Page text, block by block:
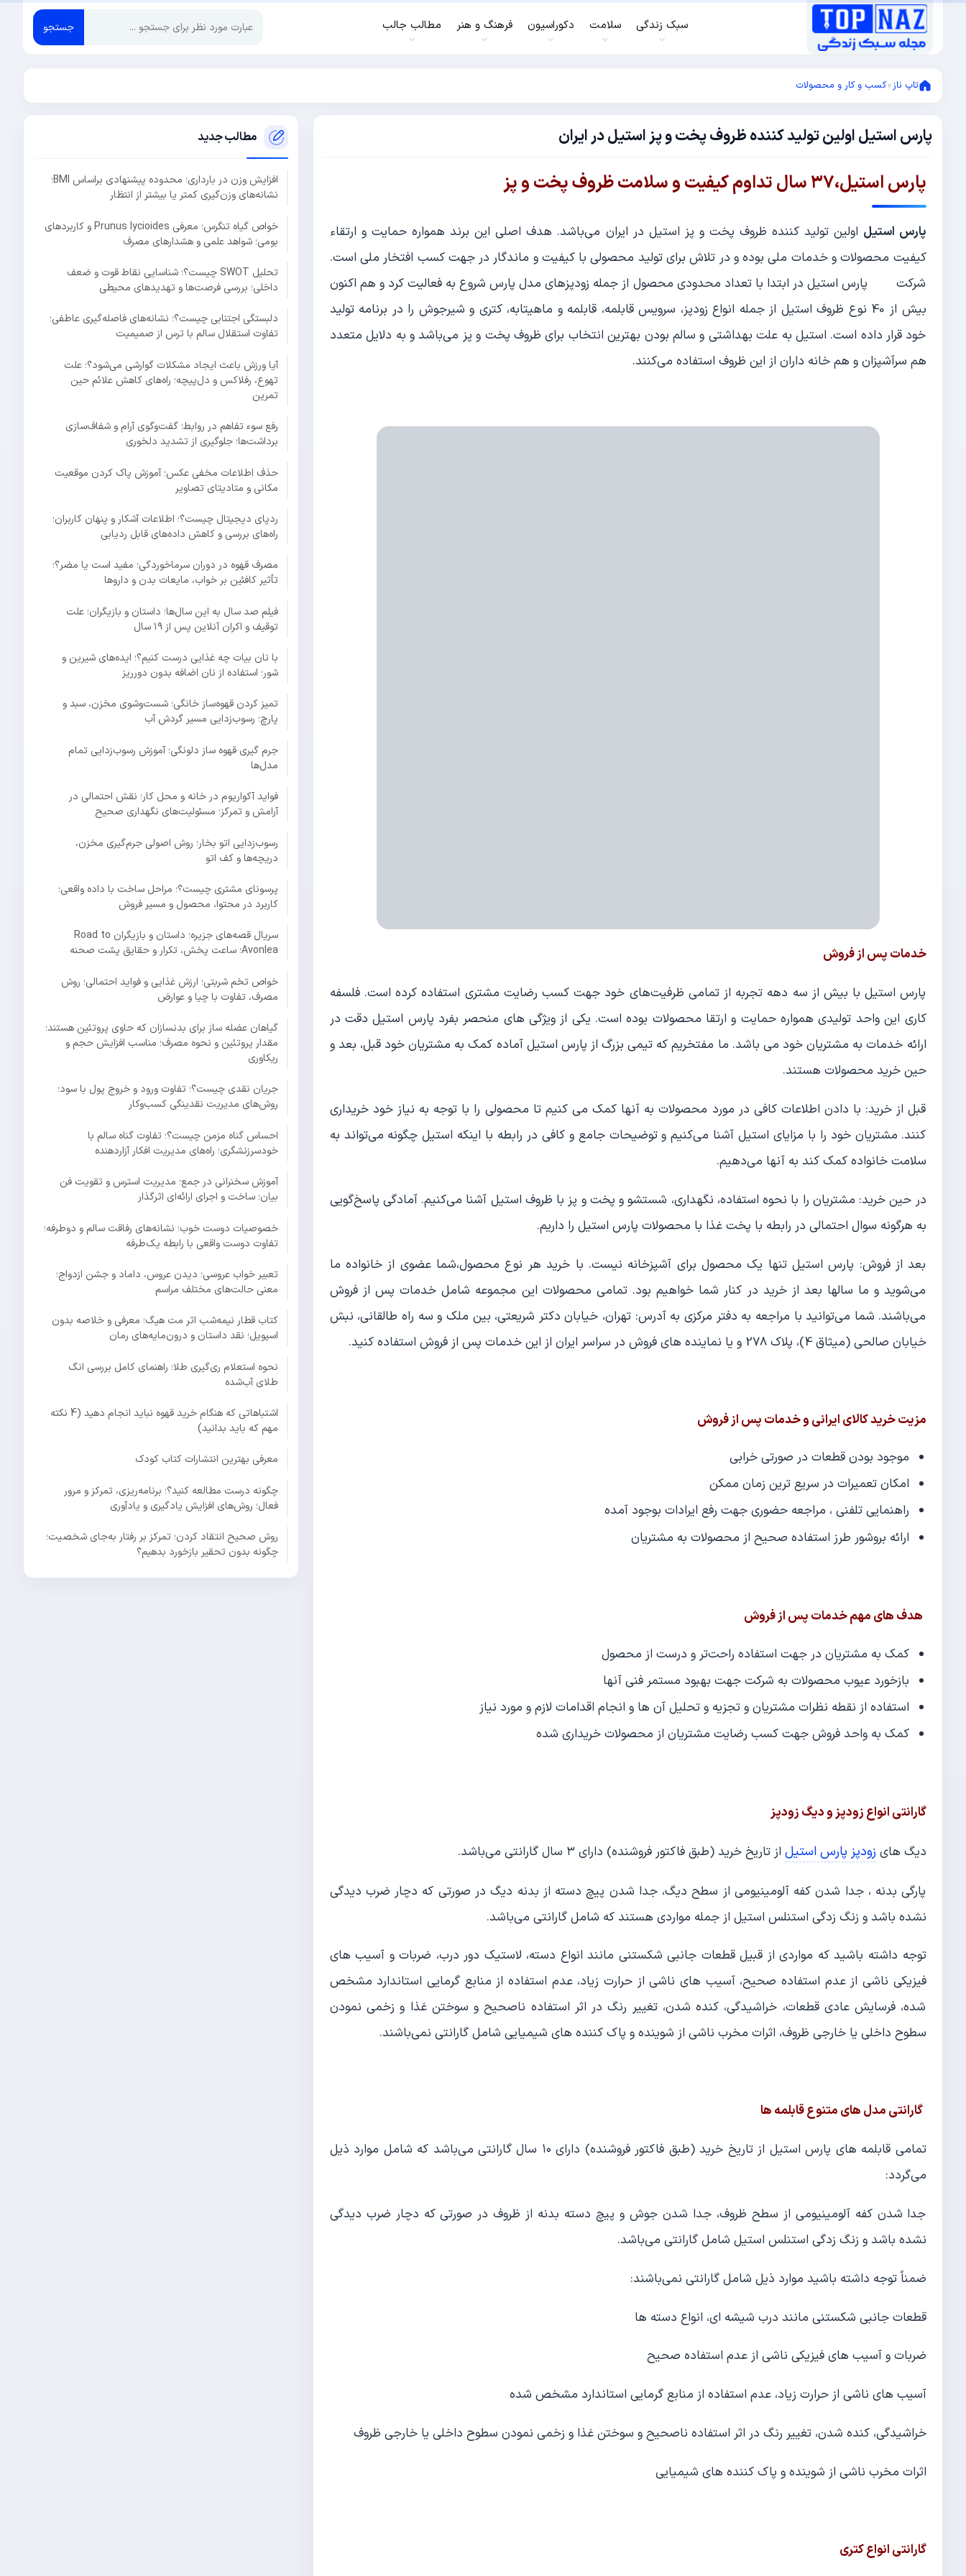
سبک زندگی سلامت دکوراسیون فرهنگ و هنر مطالب جالب جستجو
تاپ ناز»کسب و کار و محصولات
پارس استیل اولین تولید کننده ظروف پخت و پز استیل در ایران
ژانویه
2021
31,
2021
پارس استیل،۳۷ سال تداوم کیفیت و سلامت ظروف پخت و پز
پارس استیل اولین تولید کننده ظروف پخت و پز استیل در ایران می‌باشد. هدف اصلی این برند همواره حمایت و ارتقاء
کیفیت محصولات و خدمات ملی بوده و در تلاش برای تولید محصولی با کیفیت و ماندگار در جهت کسب افتخار ملی است.
شرکت پارس استیل در ابتدا با تعداد محدودی محصول از جمله زودپزهای مدل پارس شروع به فعالیت کرد و هم اکنون
بیش از 40 نوع ظروف استیل از جمله انواع زودپز، سرویس قابلمه، قابلمه و ماهیتابه، کتری و شیرجوش را در برنامه تولید
خود قرار داده است. استیل به علت بهداشتی و سالم بودن بهترین انتخاب برای ظروف پخت و پز می‌باشد و به دلایل متعدد
هم سرآشپزان و هم خانه داران از این ظروف استفاده می‌کنند.
خدمات پس از فروش
پارس استیل با بیش از سه دهه تجربه از تمامی ظرفیت‌های خود جهت کسب رضایت مشتری استفاده کرده است. فلسفه
کاری این واحد تولیدی همواره حمایت و ارتقا محصولات بوده است. یکی از ویژگی های منحصر بفرد پارس استیل دقت در
ارائه خدمات به مشتریان خود می باشد. ما مفتخریم که تیمی بزرگ از پارس استیل آماده کمک به مشتریان خود قبل، بعد و
حین خرید محصولات هستند.
قبل از خرید: با دادن اطلاعات کافی در مورد محصولات به آنها کمک می کنیم تا محصولی را با توجه به نیاز خود خریداری
کنند. مشتریان خود را با مزایای استیل آشنا می‌‌کنیم و توضیحات جامع و کافی در رابطه با اینکه استیل چگونه می‌تواند به
سلامت خانواده کمک کند به آنها می‎‌دهیم.
در حین خرید: مشتریان را با نحوه استفاده، نگهداری، شستشو و پخت و پز با ظروف استیل آشنا می‌کنیم. آمادگی پاسخ‌گویی
به هرگونه سوال احتمالی در رابطه با پخت غذا با محصولات پارس استیل را داریم.
بعد از فروش: پارس استیل تنها یک محصول برای آشپزخانه نیست. با خرید هر نوع محصول،شما عضوی از خانواده ما
می‌شوید و ما سالها بعد از خرید در کنار شما خواهیم بود. تمامی محصولات این مجموعه شامل خدمات پس از فروش
می‌باشند. شما می‌توانید با مراجعه به دفتر مرکزی به آدرس: تهران، خیابان دکتر شریعتی، بین ملک و سه راه طالقانی، نبش
خیابان صالحی (میثاق 4)، پلاک 278 و یا نماینده های فروش در سراسر ایران از این خدمات پس از فروش استفاده کنید.
مزیت خرید کالای ایرانی و خدمات پس از فروش
موجود بودن قطعات در صورتی خرابی
امکان تعمیرات در سریع ترین زمان ممکن
راهنمایی تلفنی ، مراجعه حضوری جهت رفع ایرادات بوجود آمده
ارائه بروشور طرز استفاده صحیح از محصولات به مشتریان
هدف های مهم خدمات پس از فروش
کمک به مشتریان در جهت استفاده راحت‌تر و درست از محصول
بازخورد عیوب محصولات به شرکت جهت بهبود مستمر فنی آنها
استفاده از نقطه نظرات مشتریان و تجزیه و تحلیل آن ها و انجام اقدامات لازم و مورد نیاز
کمک به واحد فروش جهت کسب رضایت مشتریان از محصولات خریداری شده
گارانتی انواع زودپز و دیگ زودپز
دیگ های زودپز پارس استیل از تاریخ خرید (طبق فاکتور فروشنده) دارای ۳ سال گارانتی می‌باشد.
پارگی بدنه ، جدا شدن کفه آلومینیومی از سطح دیگ، جدا شدن پیچ دسته از بدنه دیگ در صورتی که دچار ضرب دیدگی
نشده باشد و زنگ زدگی استنلس استیل از جمله مواردی هستند که شامل گارانتی می‌باشد.
توجه داشته باشید که مواردی از قبیل قطعات جانبی شکستنی مانند انواع دسته، لاستیک دور درب، ضربات و آسیب های
فیزیکی ناشی از عدم استفاده صحیح، آسیب های ناشی از حرارت زیاد، عدم استفاده از منابع گرمایی استاندارد مشخص
شده، فرسایش عادی قطعات، خراشیدگی، کنده شدن، تغییر رنگ در اثر استفاده ناصحیح و سوختن غذا و زخمی نمودن
سطوح داخلی یا خارجی ظروف، اثرات مخرب ناشی از شوینده و پاک کننده های شیمیایی شامل گارانتی نمی‌باشند.
گارانتی مدل های متنوع قابلمه ها
تمامی قابلمه های پارس استیل از تاریخ خرید (طبق فاکتور فروشنده) دارای ۱۰ سال گارانتی می‌باشد که شامل موارد ذیل
می‌گردد:
جدا شدن کفه آلومینیومی از سطح ظروف، جدا شدن جوش و پیچ دسته بدنه از ظروف در صورتی که دچار ضرب دیدگی
نشده باشد و زنگ زدگی استنلس استیل شامل گارانتی می‌باشد.
ضمناً توجه داشته باشید موارد ذیل شامل گارانتی نمی‌باشند:
قطعات جانبی شکستنی مانند درب شیشه ای، انواع دسته ها
ضربات و آسیب های فیزیکی ناشی از عدم استفاده صحیح
آسیب های ناشی از حرارت زیاد، عدم استفاده از منابع گرمایی استاندارد مشخص شده
خراشیدگی، کنده شدن، تغییر رنگ در اثر استفاده ناصحیح و سوختن غذا و زخمی نمودن سطوح داخلی یا خارجی ظروف
اثرات مخرب ناشی از شوینده و پاک کننده های شیمیایی
گارانتی انواع کتری
مطالب جدید
افزایش وزن در بارداری؛ محدوده پیشنهادی براساس BMI؛
نشانه‌های وزن‌گیری کمتر یا بیشتر از انتظار
خواص گیاه تنگرس؛ معرفی Prunus lycioides و کاربردهای
بومی؛ شواهد علمی و هشدارهای مصرف
تحلیل SWOT چیست؟؛ شناسایی نقاط قوت و ضعف
داخلی؛ بررسی فرصت‌ها و تهدیدهای محیطی
دلبستگی اجتنابی چیست؟؛ نشانه‌های فاصله‌گیری عاطفی؛
تفاوت استقلال سالم با ترس از صمیمیت
آیا ورزش باعث ایجاد مشکلات گوارشی می‌شود؟؛ علت
تهوع، رفلاکس و دل‌پیچه؛ راه‌های کاهش علائم حین
تمرین
رفع سوء تفاهم در روابط؛ گفت‌وگوی آرام و شفاف‌سازی
برداشت‌ها؛ جلوگیری از تشدید دلخوری
حذف اطلاعات مخفی عکس؛ آموزش پاک کردن موقعیت
مکانی و متادیتای تصاویر
ردپای دیجیتال چیست؟؛ اطلاعات آشکار و پنهان کاربران؛
راه‌های بررسی و کاهش داده‌های قابل ردیابی
مصرف قهوه در دوران سرماخوردگی؛ مفید است یا مضر؟؛
تأثیر کافئین بر خواب، مایعات بدن و داروها
فیلم صد سال به این سال‌ها؛ داستان و بازیگران؛ علت
توقیف و اکران آنلاین پس از ۱۹ سال
با نان بیات چه غذایی درست کنیم؟؛ ایده‌های شیرین و
شور؛ استفاده از نان اضافه بدون دورریز
تمیز کردن قهوه‌ساز خانگی؛ شست‌وشوی مخزن، سبد و
پارچ؛ رسوب‌زدایی مسیر گردش آب
جرم گیری قهوه ساز دلونگی؛ آموزش رسوب‌زدایی تمام
مدل‌ها
فواید آکواریوم در خانه و محل کار؛ نقش احتمالی در
آرامش و تمرکز؛ مسئولیت‌های نگهداری صحیح
رسوب‌زدایی اتو بخار؛ روش اصولی جرم‌گیری مخزن،
دریچه‌ها و کف اتو
پرسونای مشتری چیست؟؛ مراحل ساخت با داده واقعی؛
کاربرد در محتوا، محصول و مسیر فروش
سریال قصه‌های جزیره؛ داستان و بازیگران Road to
Avonlea؛ ساعت پخش، تکرار و حقایق پشت صحنه
خواص تخم شربتی؛ ارزش غذایی و فواید احتمالی؛ روش
مصرف، تفاوت با چیا و عوارض
گیاهان عضله ساز برای بدنسازان که حاوی پروتئین هستند؛
مقدار پروتئین و نحوه مصرف؛ مناسب افزایش حجم و
ریکاوری
جریان نقدی چیست؟؛ تفاوت ورود و خروج پول با سود؛
روش‌های مدیریت نقدینگی کسب‌وکار
احساس گناه مزمن چیست؟؛ تفاوت گناه سالم با
خودسرزنشگری؛ راه‌های مدیریت افکار آزاردهنده
آموزش سخنرانی در جمع؛ مدیریت استرس و تقویت فن
بیان؛ ساخت و اجرای ارائه‌ای اثرگذار
خصوصیات دوست خوب؛ نشانه‌های رفاقت سالم و دوطرفه؛
تفاوت دوست واقعی با رابطه یک‌طرفه
تعبیر خواب عروسی؛ دیدن عروس، داماد و جشن ازدواج؛
معنی حالت‌های مختلف مراسم
کتاب قطار نیمه‌شب اثر مت هیگ؛ معرفی و خلاصه بدون
اسپویل؛ نقد داستان و درون‌مایه‌های رمان
نحوه استعلام ری‌گیری طلا؛ راهنمای کامل بررسی انگ
طلای آب‌شده
اشتباهاتی که هنگام خرید قهوه نباید انجام دهید (4 نکته
مهم که باید بدانید)
معرفی بهترین انتشارات کتاب کودک
چگونه درست مطالعه کنید؟؛ برنامه‌ریزی، تمرکز و مرور
فعال؛ روش‌های افزایش یادگیری و یادآوری
روش صحیح انتقاد کردن؛ تمرکز بر رفتار به‌جای شخصیت؛
چگونه بدون تحقیر بازخورد بدهیم؟